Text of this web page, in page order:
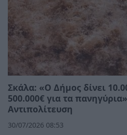
Σκάλα: «Ο Δήμος δίνει
500.000€ για τα
Αντιπολίτευση
30/07/2026 08:53